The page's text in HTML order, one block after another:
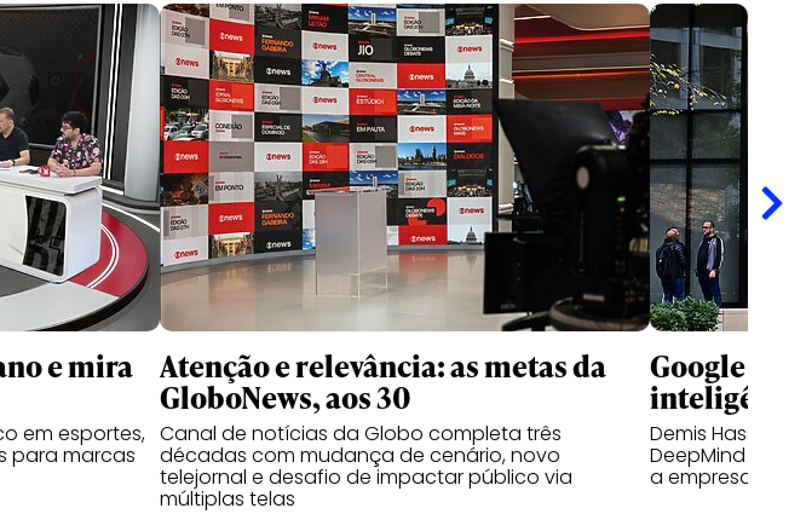
e mira
em esportes,
para marcas
Atenção e relevância: as metas da
GloboNews, aos 30
Canal de notícias da Globo completa três
décadas com mudança de cenário, novo
telejornal e desafio de impactar público via
múltiplas telas
Google
Demis
DeepMind à
a empresa